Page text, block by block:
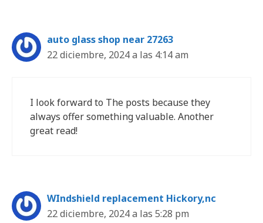
auto glass shop near 27263
22 diciembre, 2024 a las 4:14 am
I look forward to The posts because they
always offer something valuable. Another
great read!
WIndshield replacement Hickory,nc
22 diciembre, 2024 a las 5:28 pm